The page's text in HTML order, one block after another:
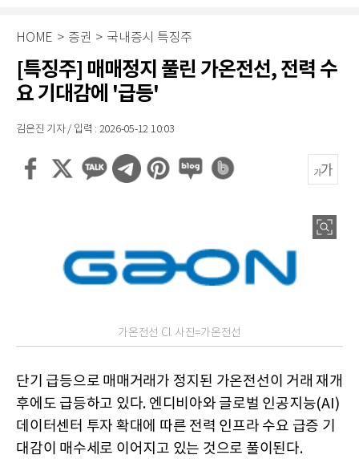
HOME > 증권 > 국내증시 특징주
[특징주] 매매정지 풀린 가온전선, 전력 수
요 기대감에 '급등'
김은진 기자 / 입력 : 2026-05-12 10:03
가온전선 CI. 사진=가온전선
단기 급등으로 매매거래가 정지된 가온전선이 거래 재개
후에도 급등하고 있다. 엔디비아와 글로벌 인공지능(AI)
데이터센터 투자 확대에 따른 전력 인프라 수요 급증 기
대감이 매수세로 이어지고 있는 것으로 풀이된다.